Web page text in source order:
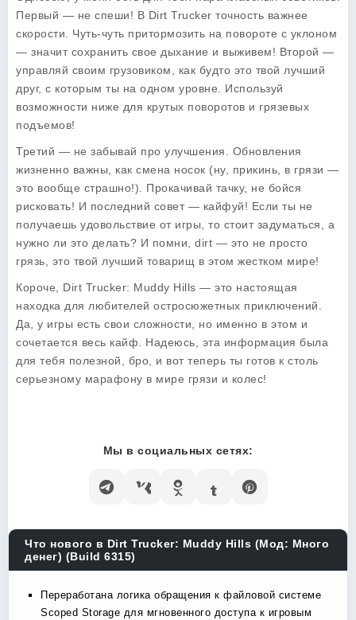
Первый — не спеши! В Dirt Trucker точность важнее
скорости. Чуть-чуть притормозить на повороте с уклоном
— значит сохранить свое дыхание и выживем! Второй —
управляй своим грузовиком, как будто это твой лучший
друг, с которым ты на одном уровне. Используй
возможности ниже для крутых поворотов и грязевых
подъемов!
Третий — не забывай про улучшения. Обновления
жизненно важны, как смена носок (ну, прикинь, в грязи —
это вообще страшно!). Прокачивай тачку, не бойся
рисковать! И последний совет — кайфуй! Если ты не
получаешь удовольствие от игры, то стоит задуматься, а
нужно ли это делать? И помни, dirt — это не просто
грязь, это твой лучший товарищ в этом жестком мире!
Короче, Dirt Trucker: Muddy Hills — это настоящая
находка для любителей остросюжетных приключений.
Да, у игры есть свои сложности, но именно в этом и
сочетается весь кайф. Надеюсь, эта информация была
для тебя полезной, бро, и вот теперь ты готов к столь
серьезному марафону в мире грязи и колес!
Мы в социальных сетях:
Что нового в Dirt Trucker: Muddy Hills (Мод: Много
денег) (Build 6315)
Переработана логика обращения к файловой системе
Scoped Storage для мгновенного доступа к игровым